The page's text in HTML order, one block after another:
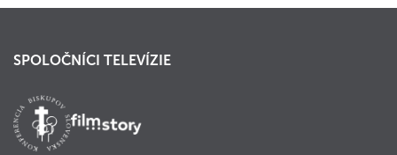
SPOLOČNÍCI TELEVÍZIE